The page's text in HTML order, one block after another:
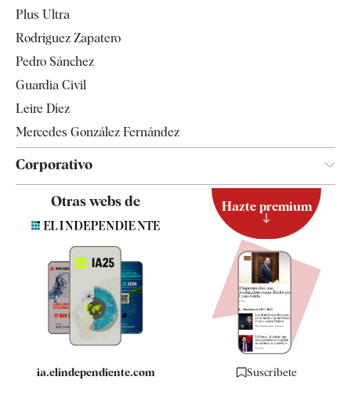
Televisión
Plus Ultra
Rodríguez Zapatero
Pedro Sánchez
Guardia Civil
Leire Díez
Mercedes González Fernández
Corporativo
Contacto
Quiénes somos
Especificaciones
Otras webs de
ia.elindependiente.com
Hazte premium
Suscríbete